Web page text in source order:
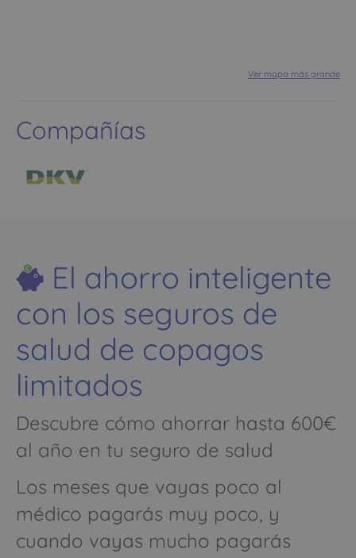
Ver mapa más grande
Compañías
El ahorro inteligente
con los seguros de
salud de copagos
limitados
Descubre cómo ahorrar hasta 600€
al año en tu seguro de salud
Los meses que vayas poco al
médico pagarás muy poco, y
cuando vayas mucho pagarás